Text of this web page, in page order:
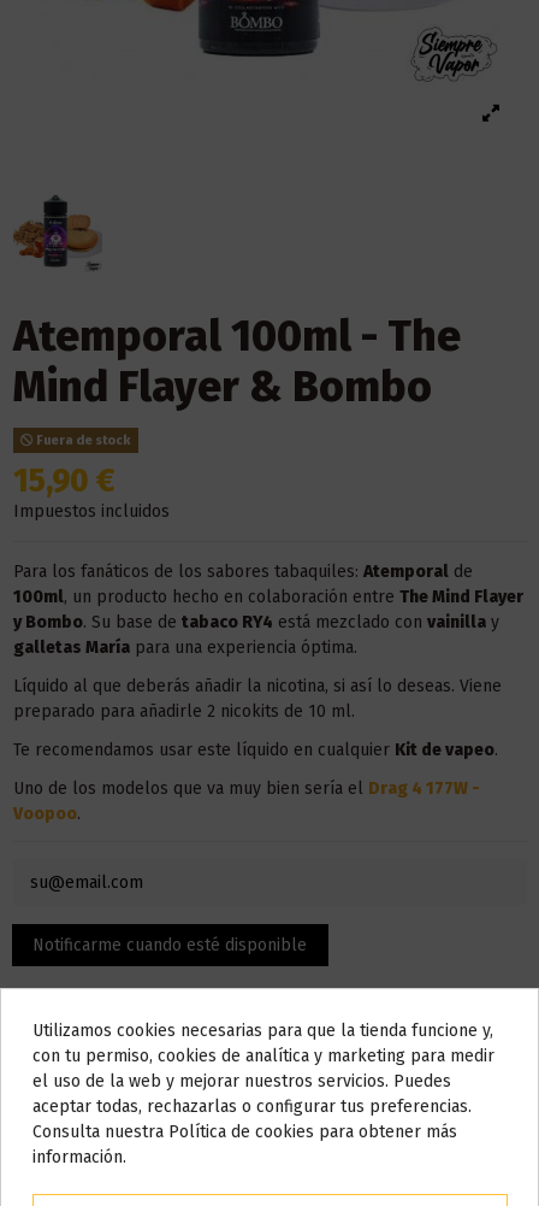
Atemporal 100ml - The
Mind Flayer & Bombo
Fuera de stock
15,90 €
Impuestos incluidos
Para los fanáticos de los sabores tabaquiles: Atemporalde
100ml, un producto hecho en colaboración entre The Mind Flayer
y Bombo. Su base de tabaco RY4 está mezclado con vainillay
galletas Maríapara una experiencia óptima.
Líquido al que deberás añadir la nicotina, si así lo deseas. Viene
preparado para añadirle 2 nicokits de 10 ml.
Te recomendamos usar este líquido en cualquier Kit de vapeo.
Uno de los modelos que va muy bien sería el Drag 4 177W -
Voopoo.
Descripción
Do not show again.
AVISO IMPORTANTE
Nos tomamos unos días
Todos los pedidos realizados desde el
Utilizamos cookies necesarias para que la tienda funcione y,
con tu permiso, cookies de analítica y marketing para medir
el uso de la web y mejorar nuestros servicios. Puedes
aceptar todas, rechazarlas o configurar tus preferencias.
Consulta nuestra Política de cookies para obtener más
información.